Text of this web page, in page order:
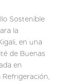
Sostenible
la
en una
de Buenas
en
Refrigeración,